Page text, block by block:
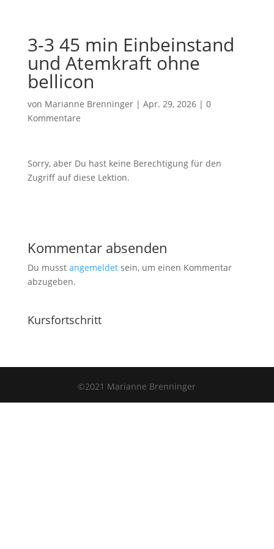
3-3 45 min Einbeinstand
und Atemkraft ohne
bellicon
von Marianne Brenninger| Apr. 29, 2026| 0
Kommentare
Sorry, aber Du hast keine Berechtigung für den
Zugriff auf diese Lektion.
Kommentar absenden
Du musst angemeldetsein, um einen Kommentar
abzugeben.
Kursfortschritt
©2021 Marianne Brenninger